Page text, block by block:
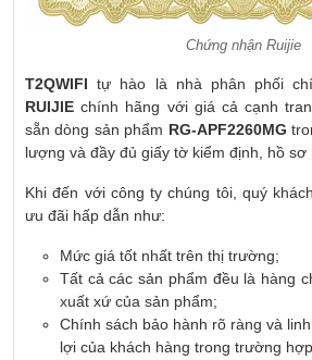
Chứng nhận Ruijie
T2QWIFI tự hào là nhà phân phối
RUIJIEchính hãng với giá cả cạnh
sẵn dòng sản phẩm RG‑APF2260MG
lượng và đầy đủ giấy tờ kiểm định, hồ sơ
Khi đến với công ty chúng tôi, quý
ưu đãi hấp dẫn như:
Mức giá tốt nhất trên thị trường;
Tất cả các sản phẩm đều là hàng
xuất xứ của sản phẩm;
Chính sách bảo hành rõ ràng và
lợi của khách hàng trong trường